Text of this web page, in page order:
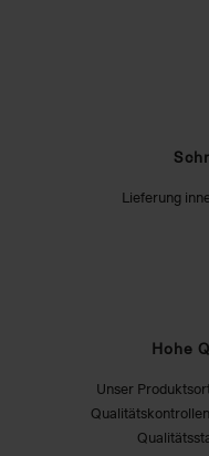
Lieferung
Hohe
Unser